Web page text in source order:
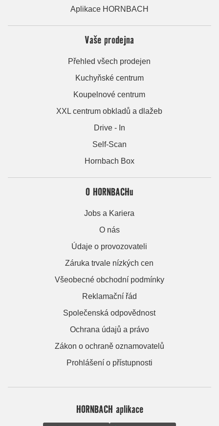
Aplikace HORNBACH
Vaše prodejna
Přehled všech prodejen
Kuchyňské centrum
Koupelnové centrum
XXL centrum obkladů a dlažeb
Drive - In
Self-Scan
Hornbach Box
O HORNBACHu
Jobs a Kariera
O nás
Údaje o provozovateli
Záruka trvale nízkých cen
Všeobecné obchodní podmínky
Reklamační řád
Společenská odpovědnost
Ochrana údajů a právo
Zákon o ochraně oznamovatelů
Prohlášení o přístupnosti
HORNBACH aplikace